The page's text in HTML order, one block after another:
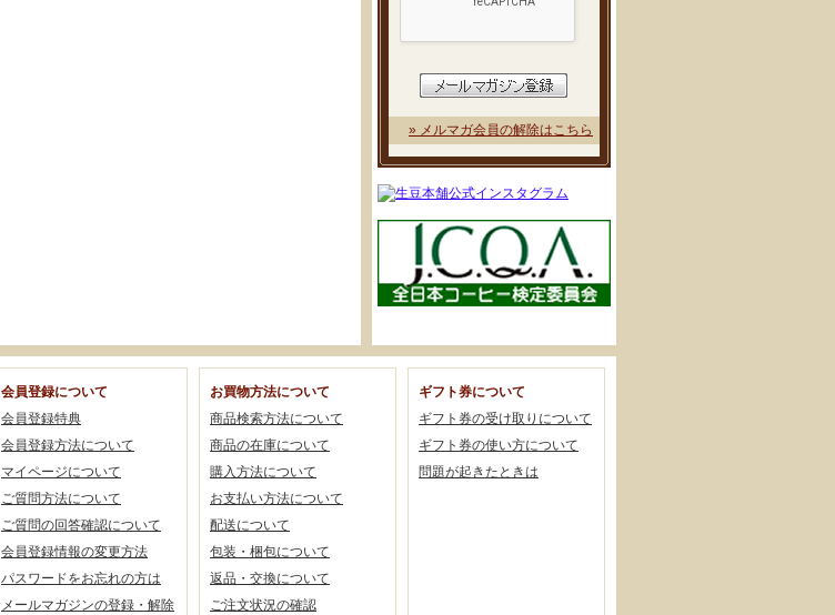
» メルマガ会員の解除はこちら
会員登録について
会員登録特典
会員登録方法について
マイページについて
ご質問方法について
ご質問の回答確認について
会員登録情報の変更方法
パスワードをお忘れの方は
メールマガジンの登録・解除
お買物方法について
商品検索方法について
商品の在庫について
購入方法について
お支払い方法について
配送について
包装・梱包について
返品・交換について
ご注文状況の確認
ギフト券について
ギフト券の受け取りについて
ギフト券の使い方について
問題が起きたときは